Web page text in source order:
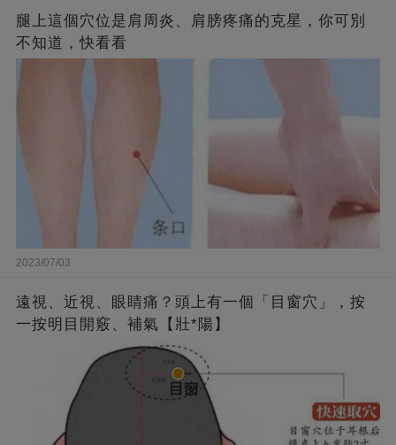
腿上這個穴位是肩周炎、肩膀疼痛的克星，你可別
不知道，快看看
2023/07/03
遠視、近視、眼睛痛？頭上有一個「目窗穴」，按
一按明目開竅、補氣【壯*陽】